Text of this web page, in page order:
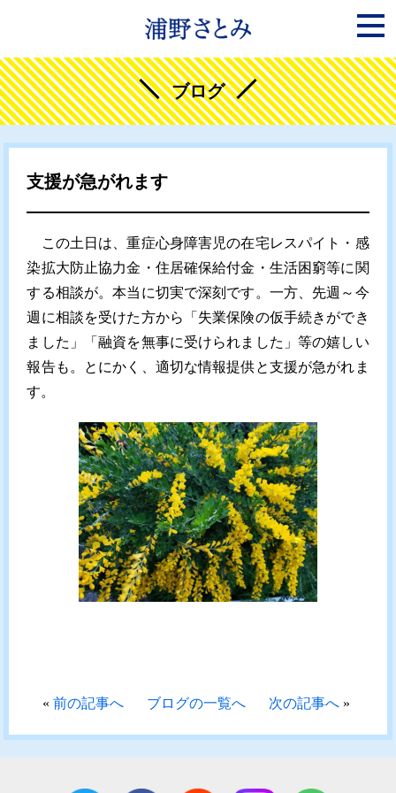
ブログ
支援が急がれます
この土日は、重症心身障害児の在宅レスパイト・感
染拡大防止協力金・住居確保給付金・生活困窮等に関
する相談が。本当に切実で深刻です。一方、先週～今
週に相談を受けた方から「失業保険の仮手続きができ
ました」「融資を無事に受けられました」等の嬉しい
報告も。とにかく、適切な情報提供と支援が急がれま
す。
«前の記事へ ブログの一覧へ 次の記事へ»